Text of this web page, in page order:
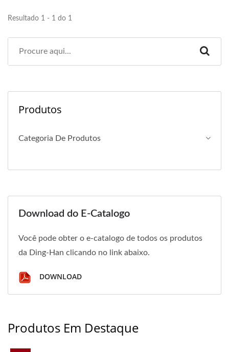
Resultado 1 - 1 do 1
Produtos
Categoria De Produtos
Download do E-Catalogo
Você pode obter o e-catalogo de todos os produtos
da Ding-Han clicando no link abaixo.
DOWNLOAD
Produtos Em Destaque